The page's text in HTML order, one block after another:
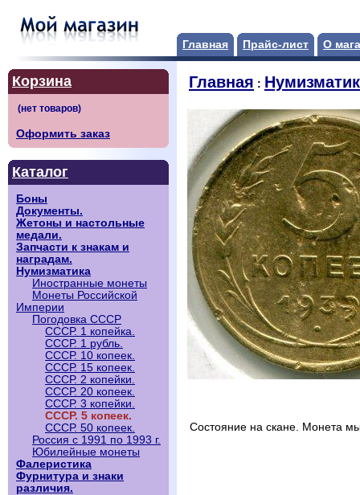
Главная Прайс-лист О
Корзина
Оформить заказ
Каталог
Боны
Документы.
Жетоны и настольные
медали.
Запчасти к знакам и
наградам.
Нумизматика
Иностранные монеты
Монеты Российской
Империи
Погодовка СССР
СССР. 1 копейка.
СССР. 1 рубль.
СССР. 10 копеек.
СССР. 15 копеек.
СССР. 2 копейки.
СССР. 20 копеек.
СССР. 3 копейки.
СССР. 5 копеек.
СССР. 50 копеек.
Россия с 1991 по 1993 г.
Юбилейные монеты
Фалеристика
Фурнитура и знаки
различия.
Главная :
Состояние на скане. Монета